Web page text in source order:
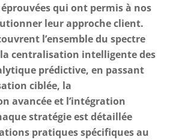
qui ont permis à nos
leur approche client.
l’ensemble du spectre
centralisation intelligente des
prédictive, en passant
ciblée, la
avancée et l’intégration
stratégie est détaillée
pratiques spécifiques au